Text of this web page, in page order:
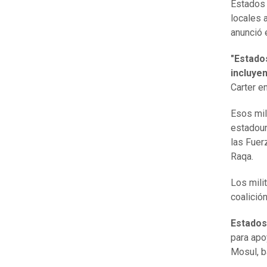
locales
anunció
Carter
Esos
las
Raqa.
Los
para
Mosul,